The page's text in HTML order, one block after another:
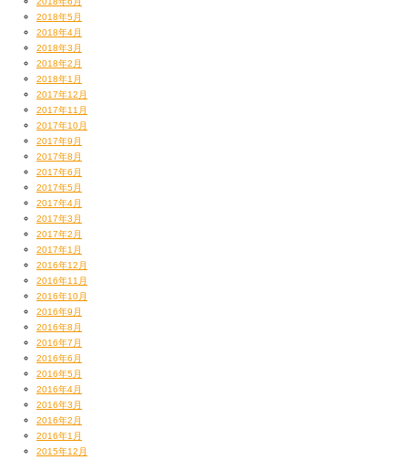
先日仕事したレコーディング・スタジオにて。
右下のは相当な頻度でライムス・ブログに出ています。
ちなみに今週の土曜日14日は京都でDJ。
〈Dinning Bar Cabaret〉という小バコです。
クラブっていうかバーに近いかな。ラウンジーな感じ？
場所は、京都の木屋町三条上ル エンパイヤビル7F。
フライヤーの表も裏も問合せ先出とらんのよね〜…。
23時スタートです。
でわ、また〜♪
【DJ JIN】
2018年5月
2018年4月
2018年3月
2018年2月
2018年1月
2017年12月
2017年11月
2017年10月
2017年9月
2017年8月
2017年6月
2017年5月
2017年4月
2017年3月
2017年2月
2017年1月
2016年12月
2016年11月
2016年10月
2016年9月
2016年8月
2016年7月
2016年6月
2016年5月
2016年4月
2016年3月
2016年2月
2016年1月
2015年12月